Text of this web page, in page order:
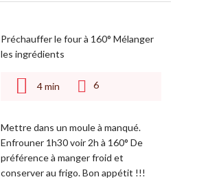
Préchauffer le four à 160° Mélanger
les ingrédients
4min 6
Mettre dans un moule à manqué.
Enfrouner 1h30 voir 2h à 160° De
préférence à manger froid et
conserver au frigo. Bon appétit !!!